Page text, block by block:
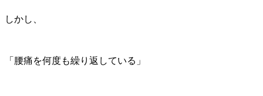
しかし、
「腰痛を何度も繰り返している」